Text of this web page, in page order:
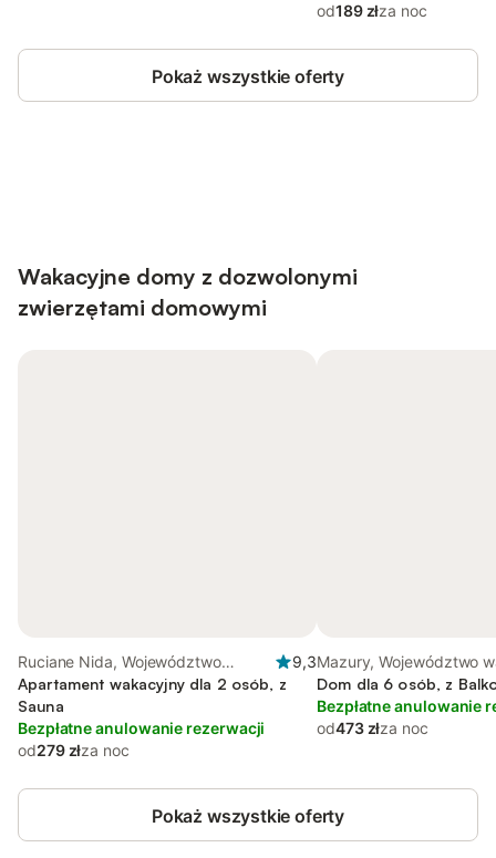
od189 złza noc
Pokaż wszystkie oferty
Wakacyjne domy z dozwolonymi
zwierzętami domowymi
Ruciane Nida, Województwo
warmińsko-mazurskie
9,3
Apartament wakacyjny dla 2 osób, z
Sauna
Bezpłatne anulowanie rezerwacji
od279 złza noc
Mazury, Województwo
mazurskie
Dom dla 6 osób, z
Bezpłatne anulowanie
od473 złza noc
Pokaż wszystkie oferty